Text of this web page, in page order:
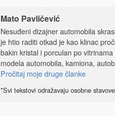
Mato Pavličević
Nesuđeni dizajner automobila
je htio raditi otkad je kao klinac
bakin kristal i porculan po
modela automobila, kamiona,
Pročitaj moje druge članke
*Svi tekstovi odražavaju osobne